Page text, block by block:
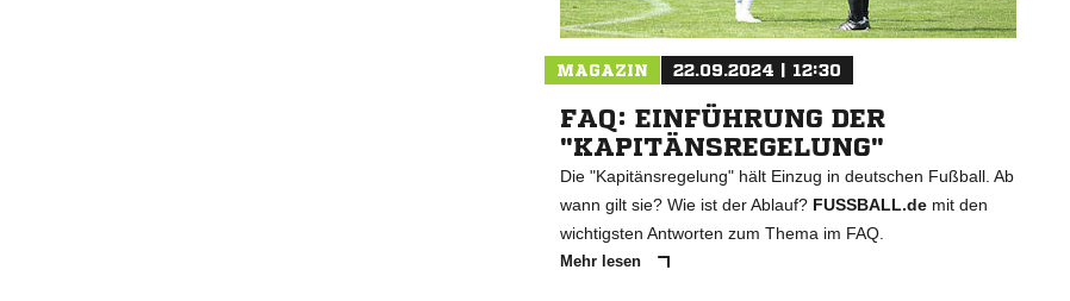
MAGAZIN 22.09.2024 | 12:30
FAQ: EINFÜHRUNG DER
"KAPITÄNSREGELUNG"
Die "Kapitänsregelung" hält Einzug in deutschen Fußball. Ab
wann gilt sie? Wie ist der Ablauf? FUSSBALL.de mit den
wichtigsten Antworten zum Thema im FAQ.
Mehr lesen